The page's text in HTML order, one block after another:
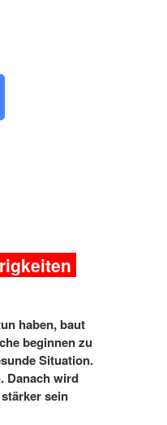
haben, baut
beginnen zu
Situation.
Danach wird
sein